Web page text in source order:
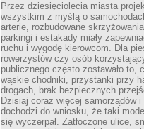
Przez dziesięciolecia miasta
wszystkim z myślą o
arterie, rozbudowane
parkingi i estakady miały
ruchu i wygodę kierowcom. Dla
rowerzystów czy osób
publicznego często zostawało to,
wąskie chodniki, przystanki przy
drogach, brak bezpiecznych
Dzisiaj coraz więcej samorządów
dochodzi do wniosku, że taki
się wyczerpał. Zatłoczone ulice,